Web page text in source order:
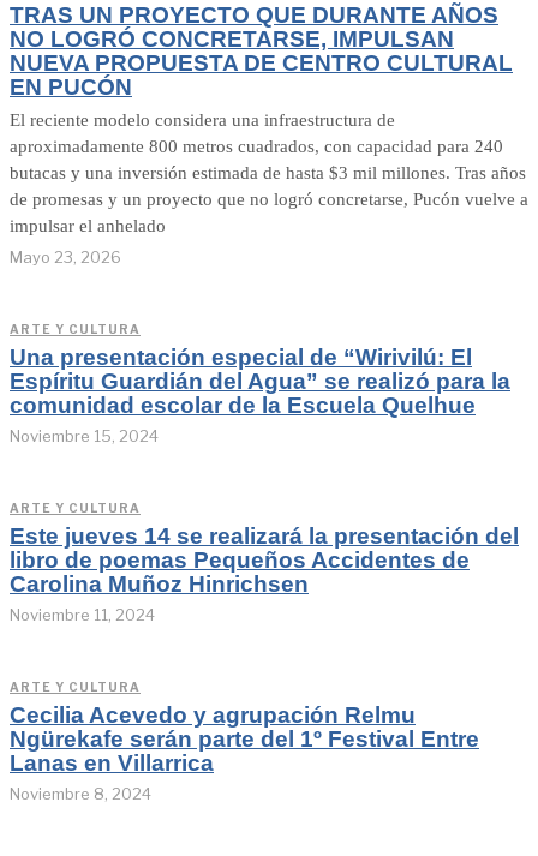
TRAS UN PROYECTO QUE DURANTE AÑOS
NO LOGRÓ CONCRETARSE, IMPULSAN
NUEVA PROPUESTA DE CENTRO CULTURAL
EN PUCÓN
El reciente modelo considera una infraestructura de
aproximadamente 800 metros cuadrados, con capacidad para 240
butacas y una inversión estimada de hasta $3 mil millones. Tras años
de promesas y un proyecto que no logró concretarse, Pucón vuelve a
impulsar el anhelado
Mayo 23, 2026
ARTE Y CULTURA
Una presentación especial de “Wirivilú: El
Espíritu Guardián del Agua” se realizó para la
comunidad escolar de la Escuela Quelhue
Noviembre 15, 2024
ARTE Y CULTURA
Este jueves 14 se realizará la presentación del
libro de poemas Pequeños Accidentes de
Carolina Muñoz Hinrichsen
Noviembre 11, 2024
ARTE Y CULTURA
Cecilia Acevedo y agrupación Relmu
Ngürekafe serán parte del 1º Festival Entre
Lanas en Villarrica
Noviembre 8, 2024